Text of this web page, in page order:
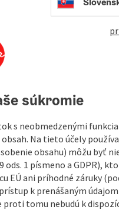
súkromie
s neobmedzenými
Na tieto účely
obsahu) môžu byť
1 písmeno a GDPR),
EÚ ani príhodné záruky
k prenášaným
tomu nebudú k